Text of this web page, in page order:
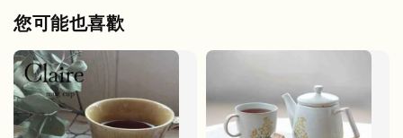
您可能也喜歡